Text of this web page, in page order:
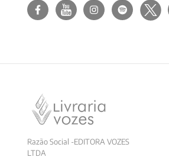
Razão Social -EDITORA VOZES
LTDA